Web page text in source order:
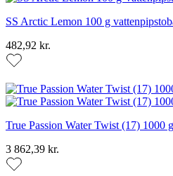
SS Arctic Lemon 100 g
482,92 kr.
True Passion Water Twist (17) 1000
3 862,39 kr.